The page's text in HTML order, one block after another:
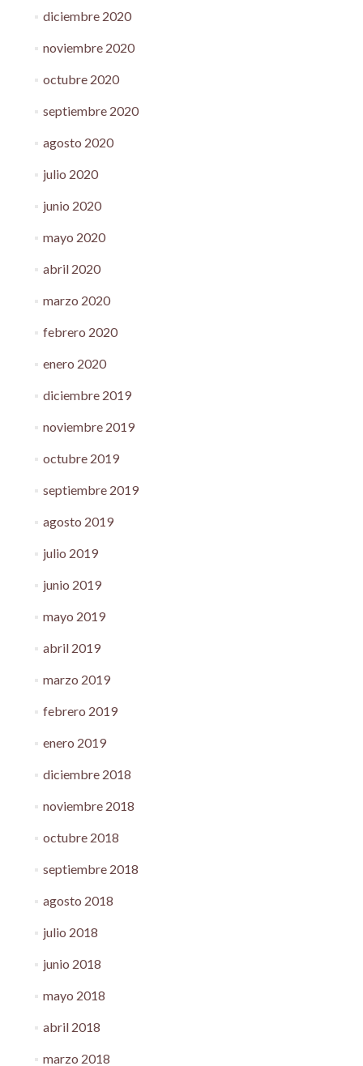
diciembre 2020
noviembre 2020
octubre 2020
septiembre 2020
agosto 2020
julio 2020
junio 2020
mayo 2020
abril 2020
marzo 2020
febrero 2020
enero 2020
diciembre 2019
noviembre 2019
octubre 2019
septiembre 2019
agosto 2019
julio 2019
junio 2019
mayo 2019
abril 2019
marzo 2019
febrero 2019
enero 2019
diciembre 2018
noviembre 2018
octubre 2018
septiembre 2018
agosto 2018
julio 2018
junio 2018
mayo 2018
abril 2018
marzo 2018